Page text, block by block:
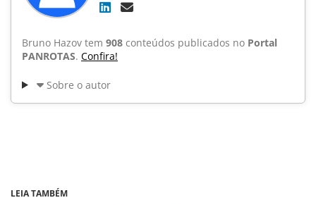
Bruno Hazov tem 908 conteúdos publicados no Portal
PANROTAS. Confira!
Sobre o autor
LEIA TAMBÉM